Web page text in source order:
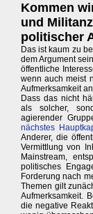
Kommen
und
politischer
Das ist kaum zu
dem Argument
öffentliche
wenn auch meist
Aufmerksamkeit
Dass das nicht
als solcher,
agierender
nächstes
Anderer, die
Vermittlung von
Mainstream,
politisches
Forderung nach
Themen gilt
Aufmerksamkeit.
die negative